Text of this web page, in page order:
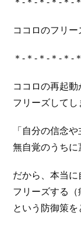
ココロのフリ
＊-＊-＊-＊-＊-
ココロの再起
フリーズしてし
「自分の信念
無自覚のうちに
だから、本当
フリーズする（
という防御策を